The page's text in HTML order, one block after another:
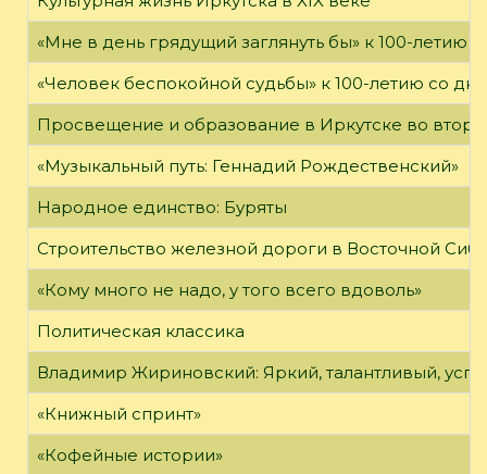
«Мне в день грядущий заглянуть бы» к 100-летию
«Человек беспокойной судьбы» к 100-летию со
Просвещение и образование в Иркутске во
«Музыкальный путь: Геннадий Рождественский»
Народное единство: Буряты
Строительство железной дороги в Восточной
«Кому много не надо, у того всего вдоволь»
Политическая классика
Владимир Жириновский: Яркий, талантливый,
«Книжный спринт»
«Кофейные истории»